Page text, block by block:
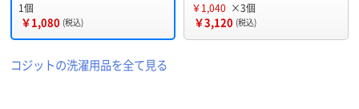
1個
￥1,080 (税込)
￥1,040 ×3個
￥3,120 (税込)
コジットの洗濯用品を全て見る